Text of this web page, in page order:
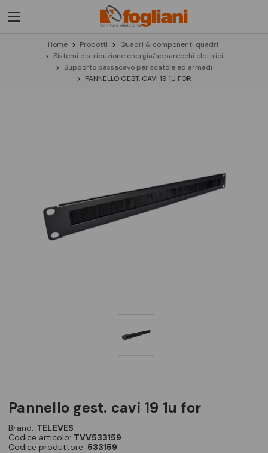
Home Prodotti
Quadri & componenti quadri
Sistemi distribuzione energia/apparecchi elettrici
Supporto passacavo per scatole ed armadi
PANNELLO GEST. CAVI 19 1U FOR
pannello gest. cavi 19 1u for
Brand: TELEVES
Codice articolo: TVV533159
Codice produttore: 533159